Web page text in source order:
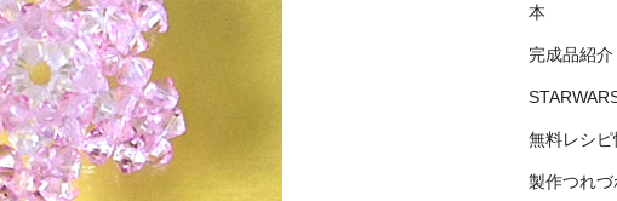
本
完成品紹介
無料レシピ
製作つれづ